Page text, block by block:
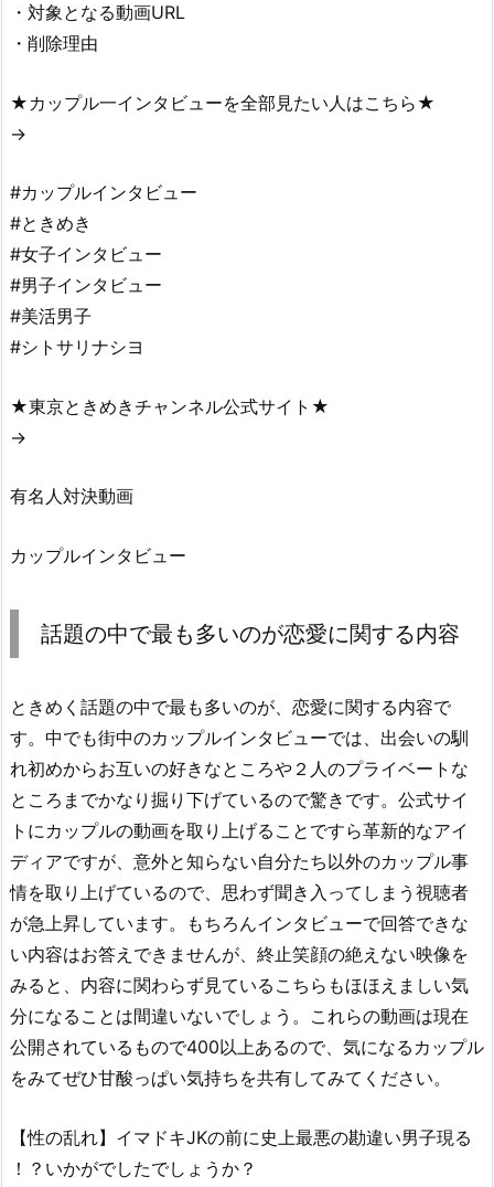
・対象となる動画URL
・削除理由
★カップル一インタビューを全部見たい人はこちら★
→
#カップルインタビュー
#ときめき
#女子インタビュー
#男子インタビュー
#美活男子
#シトサリナシヨ
★東京ときめきチャンネル公式サイト★
→
有名人対決動画
カップルインタビュー
話題の中で最も多いのが恋愛に関する内容
ときめく話題の中で最も多いのが、恋愛に関する内容で
す。中でも街中のカップルインタビューでは、出会いの馴
れ初めからお互いの好きなところや２人のプライベートな
ところまでかなり掘り下げているので驚きです。公式サイ
トにカップルの動画を取り上げることですら革新的なアイ
ディアですが、意外と知らない自分たち以外のカップル事
情を取り上げているので、思わず聞き入ってしまう視聴者
が急上昇しています。もちろんインタビューで回答できな
い内容はお答えできませんが、終止笑顔の絶えない映像を
みると、内容に関わらず見ているこちらもほほえましい気
分になることは間違いないでしょう。これらの動画は現在
公開されているもので400以上あるので、気になるカップル
をみてぜひ甘酸っぱい気持ちを共有してみてください。
【性の乱れ】イマドキJKの前に史上最悪の勘違い男子現る
！？いかがでしたでしょうか？